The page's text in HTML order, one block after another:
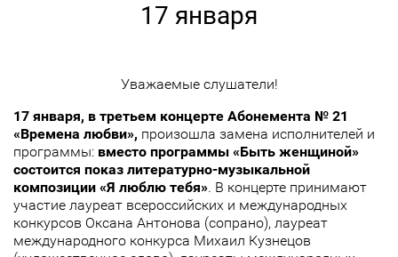
17 января
Уважаемые слушатели!
17 января, в третьем концерте Абонемента № 21
«Времена любви», произошла замена исполнителей и
программы: вместо программы «Быть женщиной»
состоится показ литературно-музыкальной
композиции «Я люблю тебя». В концерте принимают
участие лауреат всероссийских и международных
конкурсов Оксана Антонова (сопрано), лауреат
международного конкурса Михаил Кузнецов